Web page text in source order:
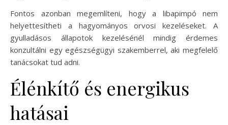
Fontos azonban megemlíteni, hogy a libapimpó nem
helyettesítheti a hagyományos orvosi kezeléseket. A
gyulladásos állapotok kezelésénél mindig érdemes
konzultálni egy egészségügyi szakemberrel, aki megfelelő
tanácsokat tud adni.
Élénkítő és energikus
hatásai